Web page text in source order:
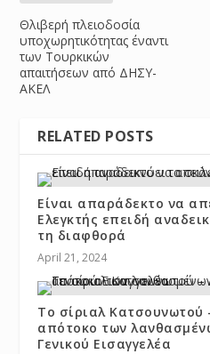
Θλιβερή πλειοδοσία
υποχωρητικότητας έναντι
των Τουρκικών
απαιτήσεων από ΔΗΣΥ-
ΑΚΕΛ
RELATED POSTS
Είναι απαράδεκτο να
Ελεγκτής επειδή
τη διαφθορά
April 21, 2024
Το σίριαλ Κατσουνωτού
απότοκο των
Γενικού Εισαγγελέα